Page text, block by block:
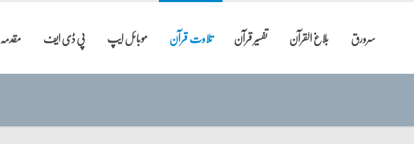
سرورق بلاغ القرآن تفسیر قرآن تلاوت قرآن موبائل ایپ پی ڈی ایف